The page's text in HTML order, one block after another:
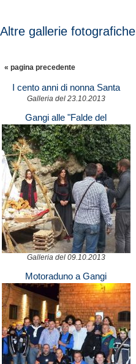
Altre gallerie fotografiche
« pagina precedente
I cento anni di nonna Santa
Galleria del 23.10.2013
Gangi alle "Falde del
Kilimangiaro"
Galleria del 09.10.2013
Motoraduno a Gangi